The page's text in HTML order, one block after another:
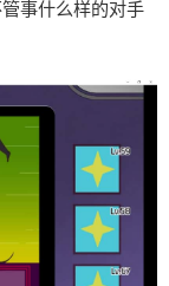
事什么样的对手